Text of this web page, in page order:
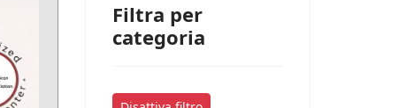
Filtra per
categoria